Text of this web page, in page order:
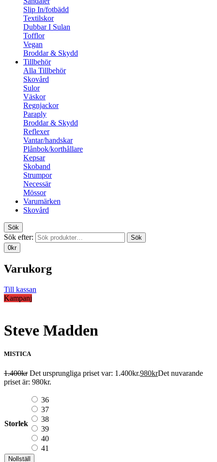
Slip In/fotbädd
Textilskor
Dubbar I Sulan
Tofflor
Vegan
Broddar & Skydd
Tillbehör
Alla Tillbehör
Skovård
Sulor
Väskor
Regnjackor
Paraply
Broddar & Skydd
Reflexer
Vantar/handskar
Plånbok/korthållare
Kepsar
Skoband
Strumpor
Necessär
Mössor
Varumärken
Skovård
Sök
Sök efter:
Sök
0kr
Varukorg
Till kassan
Kampanj
Steve Madden
MISTICA
1.400kr Det ursprungliga priset var: 1.400kr.980krDet nuvarande
priset är: 980kr.
Storlek
36
37
38
39
40
41
Nollställ